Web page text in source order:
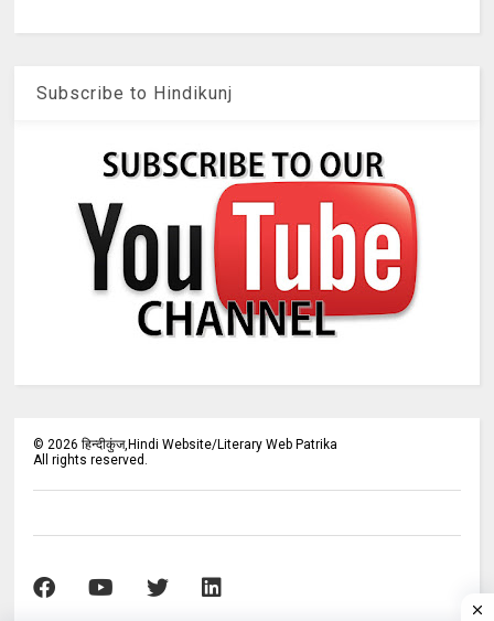
Subscribe to Hindikunj
©2026 हिन्दीकुंज,Hindi Website/Literary Web Patrika
All rights reserved.